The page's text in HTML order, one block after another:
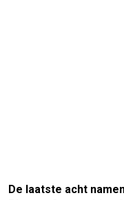
De laatste acht